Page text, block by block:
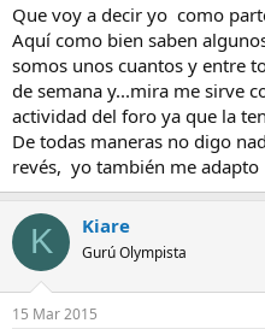
Que voy a decir yo como
Aquí como bien saben
somos unos cuantos y entre
de semana y...mira me sirve
actividad del foro ya que la
De todas maneras no digo
revés, yo también me adapto
K Kiare
Gurú Olympista
15 Mar 2015